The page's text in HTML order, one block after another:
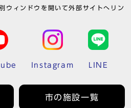
ウィンドウを開いて外部サイトへリン
Instagram LINE
市の施設一覧